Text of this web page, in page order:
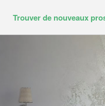
Trouver de nouveaux